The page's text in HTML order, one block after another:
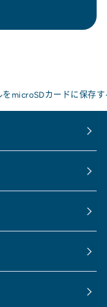
をmicroSDカードに保存